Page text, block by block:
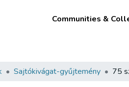
Communities &
Sajtókivágat-gyűjtemény